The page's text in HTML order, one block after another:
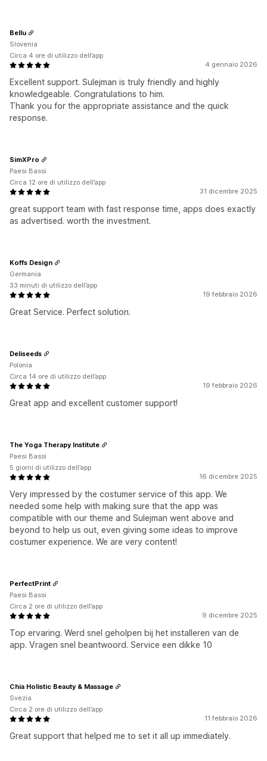
4 gennaio 2026
Excellent support. Sulejman is truly friendly and highly
knowledgeable. Congratulations to him.
Thank you for the appropriate assistance and the quick
response.
Bellu
Slovenia
Circa 4 ore di utilizzo dell’app
31 dicembre 2025
great support team with fast response time, apps does exactly
as advertised. worth the investment.
SimXPro
Paesi Bassi
Circa 12 ore di utilizzo dell’app
19 febbraio 2026
Great Service. Perfect solution.
Koffs Design
Germania
33 minuti di utilizzo dell’app
19 febbraio 2026
Great app and excellent customer support!
Deliseeds
Polonia
Circa 14 ore di utilizzo dell’app
16 dicembre 2025
Very impressed by the costumer service of this app. We
needed some help with making sure that the app was
compatible with our theme and Sulejman went above and
beyond to help us out, even giving some ideas to improve
costumer experience. We are very content!
The Yoga Therapy Institute
Paesi Bassi
5 giorni di utilizzo dell’app
9 dicembre 2025
Top ervaring. Werd snel geholpen bij het installeren van de
app. Vragen snel beantwoord. Service een dikke 10
PerfectPrint
Paesi Bassi
Circa 2 ore di utilizzo dell’app
11 febbraio 2026
Great support that helped me to set it all up immediately.
Chia Holistic Beauty & Massage
Svezia
Circa 2 ore di utilizzo dell’app